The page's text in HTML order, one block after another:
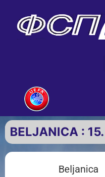
BELJANICA :
Beljanica